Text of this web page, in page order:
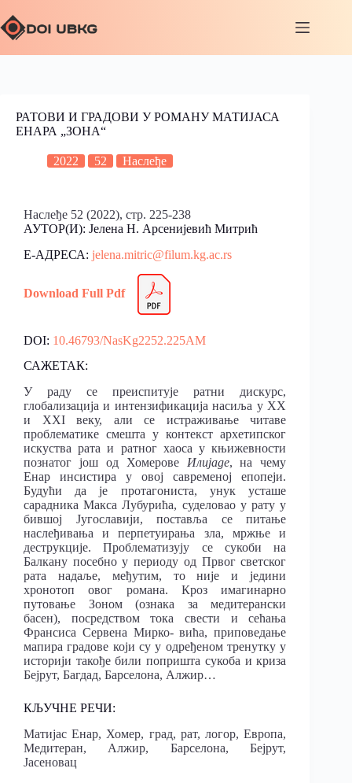
РАТОВИ И ГРАДОВИ У РОМАНУ МАТИЈАСА
ЕНАРА „ЗОНА“
2022 52 Наслеђе
Наслеђе 52 (2022), стр. 225-238
АУТОР(И): Јелена Н. Арсенијевић Митрић
Е-АДРЕСА: jelena.mitric@filum.kg.ac.rs
Download Full Pdf
DOI: 10.46793/NasKg2252.225AM
САЖЕТАК:
У раду се преиспитује ратни дискурс,
глобализација и интензификација насиља у XX
и XXI веку, али се истраживање читаве
проблематике смешта у контекст архетипског
искуства рата и ратног хаоса у књижевности
познатог још од Хомерове Илијаде, на чему
Енар инсистира у овој савременој епопеји.
Будући да је протагониста, унук усташе
сарадника Макса Лубурића, суделовао у рату у
бившој Југославији, поставља се питање
наслеђивања и перпетуирања зла, мржње и
деструкције. Проблематизују се сукоби на
Балкану посебно у периоду од Првог светског
рата надаље, међутим, то није и једини
хронотоп овог романа. Кроз имагинарно
путовање Зоном (ознака за медитерански
басен), посредством тока свести и сећања
Франсиса Сервена Мирко- вића, приповедање
мапира градове који су у одређеном тренутку у
историји такође били попришта сукоба и криза
Бејрут, Багдад, Барселона, Алжир…
КЉУЧНЕ РЕЧИ:
Матијас Енар, Хомер, град, рат, логор, Европа,
Медитеран, Алжир, Барселона, Бејрут,
Јасеновац